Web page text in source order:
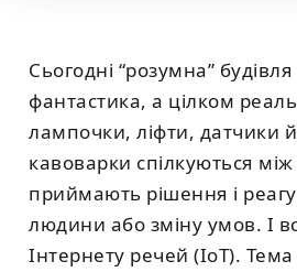
Сьогодні “розумна”
фантастика, а цілком
лампочки, ліфти, датчики й
кавоварки спілкуються
приймають рішення і
людини або зміну умов. І
Інтернету речей (IoT).